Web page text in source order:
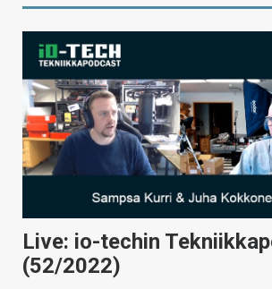
Live: io-techin
(52/2022)